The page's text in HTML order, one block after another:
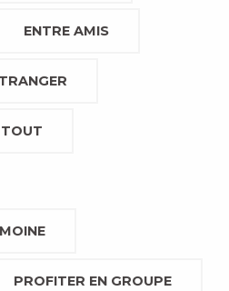
ENTRE AMIS
TOUT
PROFITER EN GROUPE